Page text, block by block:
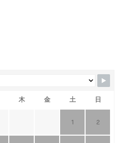
木 金 土 日
1 2